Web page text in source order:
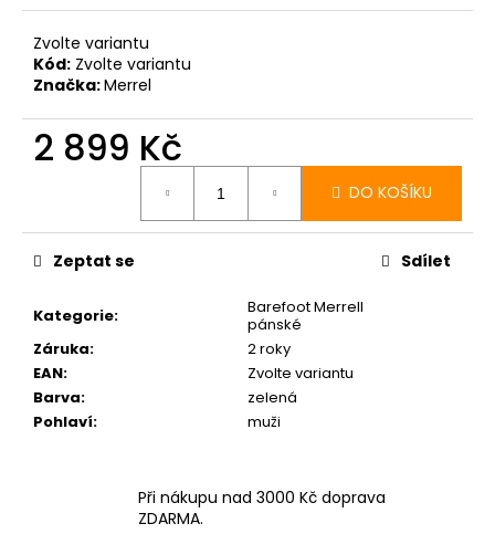
Zvolte variantu
Kód: Zvolte variantu
Značka:Merrel
2 899 Kč
DO KOŠÍKU
Kategorie:
Barefoot Merrell
pánské
Záruka:
2 roky
EAN:
Zvolte variantu
Barva:
zelená
Pohlaví: muži
Zeptat se Sdílet
Při nákupu nad 3000 Kč doprava
ZDARMA.